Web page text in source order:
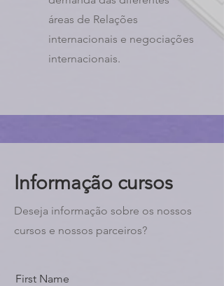
áreas de Relações
internacionais e negociações
internacionais.
Informação cursos
Deseja informação sobre os nossos
cursos e nossos parceiros?
First Name